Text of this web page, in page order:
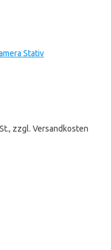
Stativ
zzgl. Versandkosten